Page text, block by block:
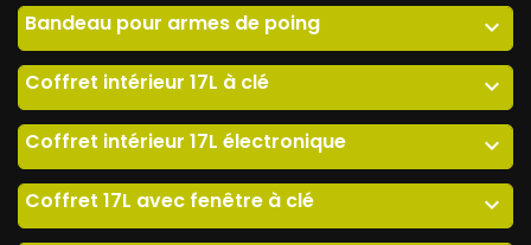
Bandeau pour armes de poing expand_more
Coffret intérieur 17L à clé expand_more
Coffret intérieur 17L électronique expand_more
Coffret 17L avec fenêtre à clé expand_more